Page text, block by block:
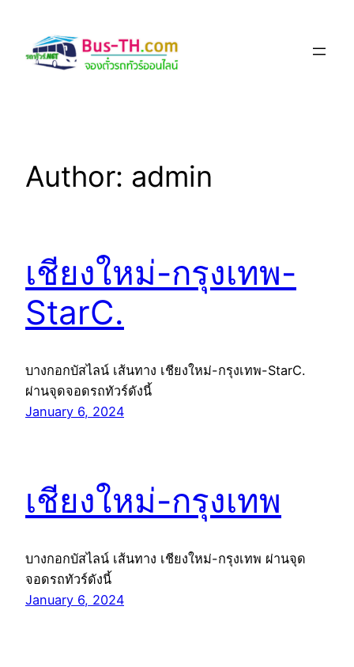
content
Author: admin
เชียงใหม่-กรุงเทพ-
StarC.
บางกอกบัสไลน์ เส้นทาง เชียงใหม่-กรุงเทพ-StarC.
ผ่านจุดจอดรถทัวร์ดังนี้
January 6, 2024
เชียงใหม่-กรุงเทพ
บางกอกบัสไลน์ เส้นทาง เชียงใหม่-กรุงเทพ ผ่านจุด
จอดรถทัวร์ดังนี้
January 6, 2024